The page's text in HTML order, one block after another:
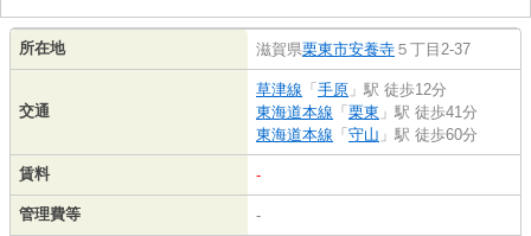
所在地 滋賀県栗東市安養寺 ５丁目2-37
交通
草津線 「 手原 」駅 徒歩12分
東海道本線 「 栗東 」駅 徒歩41分
東海道本線 「 守山 」駅 徒歩60分
賃料 -
管理費等 -